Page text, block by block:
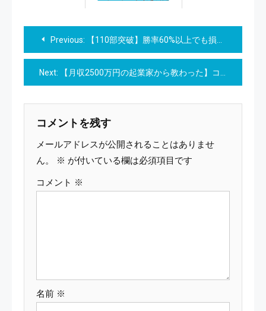
投
稿
ナ
ビ
ゲ
ー
シ
Previous: 【110部突破】勝率60%以上でも損する人の特徴【マネーマネジメントの極意】
Next: 【月収2500万円の起業家から教わった】コンテンツ販売でマネタイズする最強スキル
コメントを残す
メールアドレスが公開されることはありませ
ん。
※ が付いている欄は必須項目です
コメント ※
名前 ※